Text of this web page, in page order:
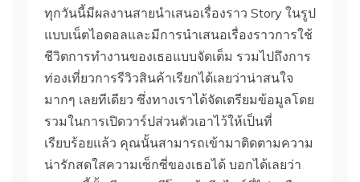
ทุกวันนี้มีผลงานสายนำเสนอเรื่องราว Story ในรูป
แบบเน็ตไอดอลและมีการนำเสนอเรื่องราวการใช้
ชีวิตการทำงานของเธอแบบจัดเต็ม รวมไปถึงการ
ท่องเที่ยวการรีวิวสินค้าเรียกได้เลยว่าน่าสนใจ
มากๆ เลยทีเดียว ซึ่งทางเราได้จัดเตรียมข้อมูลโดย
รวมในการเปิดวาร์ปส่วนตัวเอาไว้ให้เป็นที่
เรียบร้อยแล้ว คุณนั้นสามารถเข้ามาติดตามความ
น่ารักสดใสความเซ็กซี่ของเธอได้ บอกได้เลยว่า